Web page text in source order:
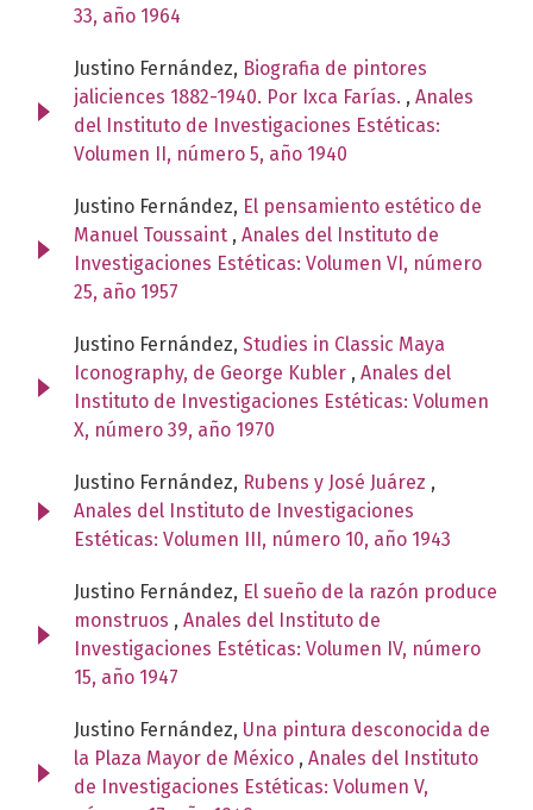
33, año 1964
Justino Fernández, Biografia de pintores
jaliciences 1882-1940. Por Ixca Farías. , Anales
del Instituto de Investigaciones Estéticas:
Volumen II, número 5, año 1940
Justino Fernández, El pensamiento estético de
Manuel Toussaint , Anales del Instituto de
Investigaciones Estéticas: Volumen VI, número
25, año 1957
Justino Fernández, Studies in Classic Maya
Iconography, de George Kubler , Anales del
Instituto de Investigaciones Estéticas: Volumen
X, número 39, año 1970
Justino Fernández, Rubens y José Juárez ,
Anales del Instituto de Investigaciones
Estéticas: Volumen III, número 10, año 1943
Justino Fernández, El sueño de la razón produce
monstruos , Anales del Instituto de
Investigaciones Estéticas: Volumen IV, número
15, año 1947
Justino Fernández, Una pintura desconocida de
la Plaza Mayor de México , Anales del Instituto
de Investigaciones Estéticas: Volumen V,